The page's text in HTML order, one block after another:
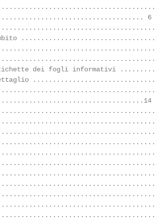
6
dei fogli informativi